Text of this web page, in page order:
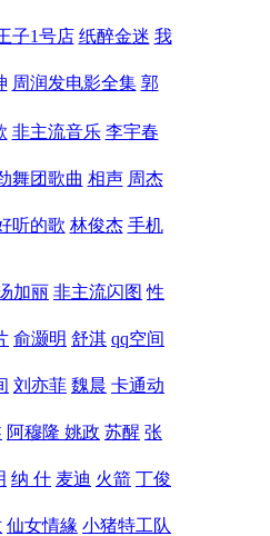
子1号店 纸醉金迷 我
周润发电影全集 郭
非主流音乐 李宇春
舞团歌曲 相声 周杰
听的歌 林俊杰 手机
加丽 非主流闪图 性
俞灏明 舒淇 qq空间
刘亦菲 魏晨 卡通动
阿穆隆 姚政 苏醒 张
纳 什 麦迪 火箭 丁俊
仙女情緣 小猪特工队